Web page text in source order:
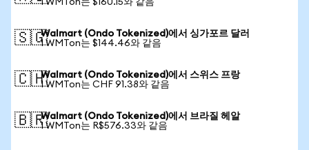
1 WMTon는 $160.15와 같음
🇸🇬Walmart (Ondo Tokenized)에서 싱가포르 달러
1 WMTon는 $144.46와 같음
🇨🇭Walmart (Ondo Tokenized)에서 스위스 프랑
1 WMTon는 CHF 91.38와 같음
🇧🇷Walmart (Ondo Tokenized)에서 브라질 헤알
1 WMTon는 R$576.33와 같음